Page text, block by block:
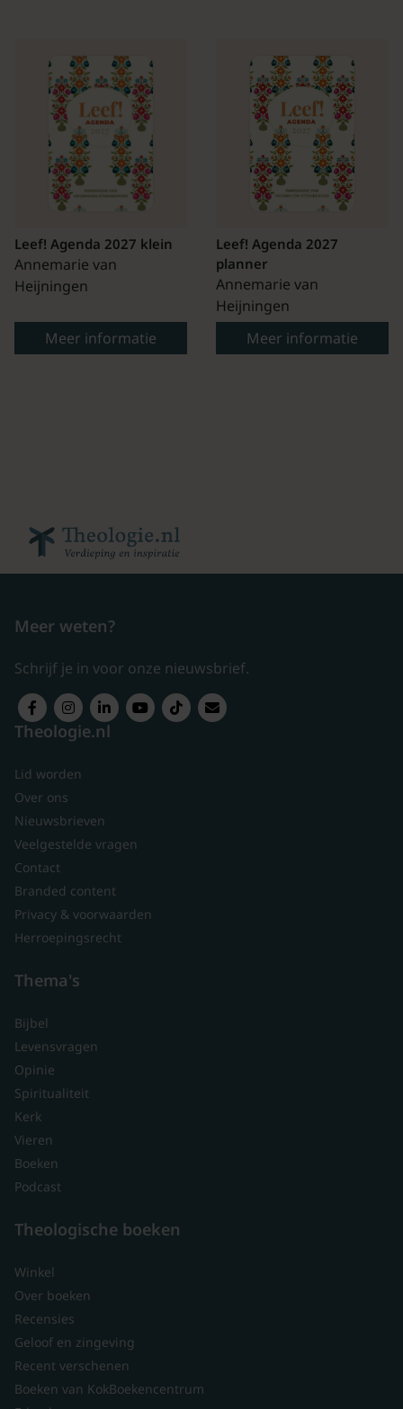
Leef! Agenda 2027 klein
Annemarie van
Heijningen
Meer informatie
Leef! Agenda 2027
planner
Annemarie van
Heijningen
Meer informatie
Meer weten?
Schrijf je in voor onze nieuwsbrief.
Theologie.nl
Lid worden
Over ons
Nieuwsbrieven
Veelgestelde vragen
Contact
Branded content
Privacy & voorwaarden
Herroepingsrecht
Thema's
Bijbel
Levensvragen
Opinie
Spiritualiteit
Kerk
Vieren
Boeken
Podcast
Theologische boeken
Winkel
Over boeken
Recensies
Geloof en zingeving
Recent verschenen
Boeken van KokBoekencentrum